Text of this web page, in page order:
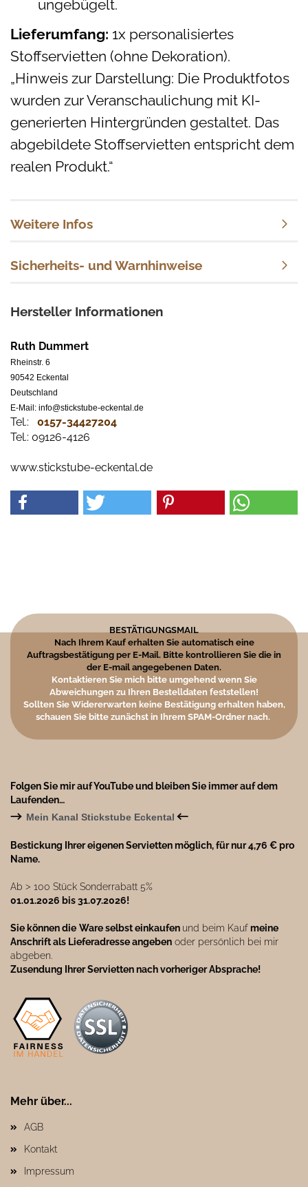
ungebügelt.
Lieferumfang: 1x personalisiertes
Stoffservietten (ohne Dekoration).
„Hinweis zur Darstellung: Die Produktfotos
wurden zur Veranschaulichung mit KI-
generierten Hintergründen gestaltet. Das
abgebildete Stoffservietten entspricht dem
realen Produkt.“
Weitere Infos
Sicherheits- und Warnhinweise
Hersteller Informationen
Ruth Dummert
Rheinstr. 6
90542 Eckental
Deutschland
E-Mail: info@stickstube-eckental.de
Tel.: 0157-34427204​
Tel.: 09126-4126
www.stickstube-eckental.de
BESTÄTIGUNGSMAIL
Nach Ihrem Kauf erhalten Sie automatisch eine
Auftragsbestätigung per E-Mail. Bitte kontrollieren Sie die in
der E-mail angegebenen Daten.
Kontaktieren Sie mich bitte umgehend wenn Sie
Abweichungen zu Ihren Bestelldaten feststellen!
Sollten Sie Widererwarten keine Bestätigung erhalten haben,
schauen Sie bitte zunächst in Ihrem SPAM-Ordner nach.
Folgen Sie mir auf YouTube und bleiben Sie immer auf dem
Laufenden…
→ Mein Kanal Stickstube Eckental ←
Bestickung Ihrer eigenen Servietten möglich, für nur 4,76 € pro
Name.
Ab ˃ 100 Stück Sonderrabatt 5%
01.01.2026 bis 31.07.2026!
Sie können die Ware selbst einkaufen und beim Kaufmeine
Anschrift als Lieferadresse angeben oder persönlich bei mir
abgeben.
Zusendung Ihrer Servietten nach vorheriger Absprache!
Mehr über...
AGB
Kontakt
Impressum